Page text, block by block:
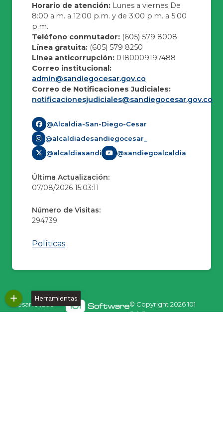
Horario de atención: Lunes a viernes De
8:00 a.m. a 12:00 p.m. y de 3:00 p.m. a 5:00
p.m.
Teléfono conmutador: (605) 579 8008
Línea gratuita: (605) 579 8250
Línea anticorrupción: 0180009197488
Correo institucional:
admin@sandiegocesar.gov.co
Correo de Notificaciones Judiciales:
notificacionesjudiciales@sandiegocesar.gov.co
@Alcaldia-San-Diego-Cesar
@alcaldiadesandiegocesar_
@alcaldiasandi
@sandiegoalcaldia
Última Actualización:
07/08/2026 15:03:11
Número de Visitas:
294739
Políticas
Desarrollado
por:
© Copyright2026 101
S.A.S.
Herramientas